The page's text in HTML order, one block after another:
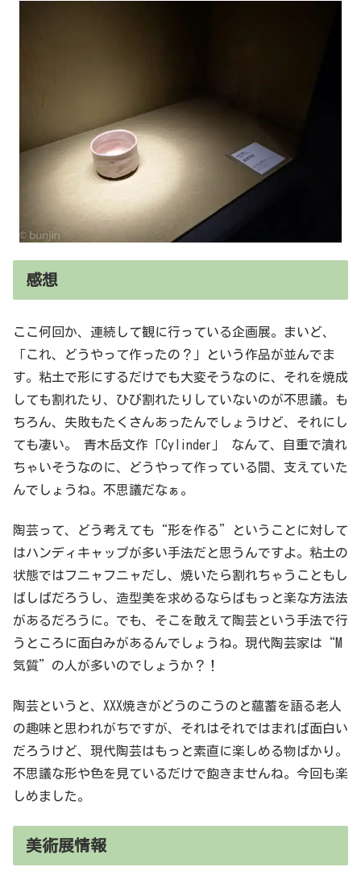
感想
ここ何回か、連続して観に行っている企画展。まいど、
「これ、どうやって作ったの？」という作品が並んでま
す。粘土で形にするだけでも大変そうなのに、それを焼成
しても割れたり、ひび割れたりしていないのが不思議。も
ちろん、失敗もたくさんあったんでしょうけど、それにし
ても凄い。 青木岳文作「Cylinder」 なんて、自重で潰れ
ちゃいそうなのに、どうやって作っている間、支えていた
んでしょうね。不思議だなぁ。
陶芸って、どう考えても“形を作る”ということに対して
はハンディキャップが多い手法だと思うんですよ。粘土の
状態ではフニャフニャだし、焼いたら割れちゃうこともし
ばしばだろうし、造型美を求めるならばもっと楽な方法法
があるだろうに。でも、そこを敢えて陶芸という手法で行
うところに面白みがあるんでしょうね。現代陶芸家は“M
気質”の人が多いのでしょうか？！
陶芸というと、XXX焼きがどうのこうのと蘊蓄を語る老人
の趣味と思われがちですが、それはそれではまれば面白い
だろうけど、現代陶芸はもっと素直に楽しめる物ばかり。
不思議な形や色を見ているだけで飽きませんね。今回も楽
しめました。
美術展情報